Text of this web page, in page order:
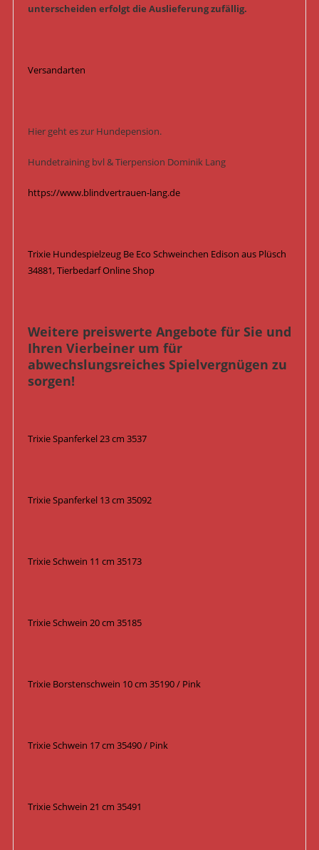
unterscheiden erfolgt die Auslieferung zufällig.
Versandarten
Hier geht es zur Hundepension.
Hundetraining bvl & Tierpension Dominik Lang
https://www.blindvertrauen-lang.de
Trixie Hundespielzeug Be Eco Schweinchen Edison aus Plüsch
34881, Tierbedarf Online Shop
Weitere preiswerte Angebote für Sie und
Ihren Vierbeiner um für
abwechslungsreiches Spielvergnügen zu
sorgen!
Trixie Spanferkel 23 cm 3537
Trixie Spanferkel 13 cm 35092
Trixie Schwein 11 cm 35173
Trixie Schwein 20 cm 35185
Trixie Borstenschwein 10 cm 35190 / Pink
Trixie Schwein 17 cm 35490 / Pink
Trixie Schwein 21 cm 35491